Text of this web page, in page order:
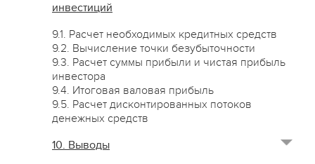
инвестиций
9.1. Расчет необходимых кредитных средств
9.2. Вычисление точки безубыточности
9.3. Расчет суммы прибыли и чистая прибыль
инвестора
9.4. Итоговая валовая прибыль
9.5. Расчет дисконтированных потоков
денежных средств
10. Выводы